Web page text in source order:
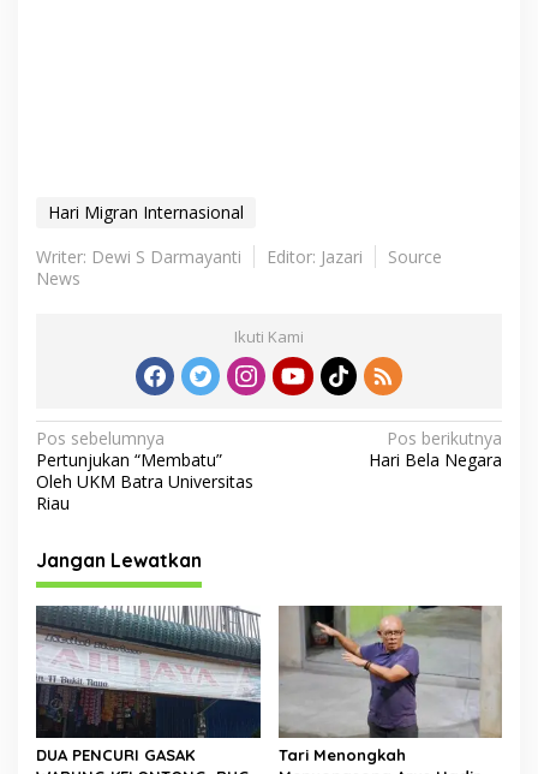
Hari Migran Internasional
Writer: Dewi S Darmayanti
Editor: Jazari
Source
News
Ikuti Kami
N
a
v
i
g
a
s
i
p
o
Pos sebelumnya
Pertunjukan “Membatu”
Oleh UKM Batra Universitas
Riau
Pos berikutnya
Hari Bela Negara
Jangan Lewatkan
DUA PENCURI GASAK
Tari Menongkah